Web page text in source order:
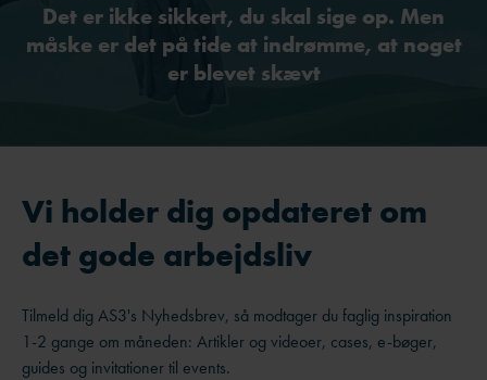
Det er ikke sikkert, du skal sige op. Men
måske er det på tide at indrømme, at noget
er blevet skævt
Vi holder dig opdateret om
det gode arbejdsliv
Tilmeld dig AS3's Nyhedsbrev, så modtager du faglig inspiration
1-2 gange om måneden: Artikler og videoer, cases, e-bøger,
guides og invitationer til events.